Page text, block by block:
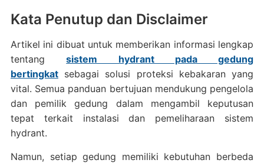
Kata Penutup dan Disclaimer
Artikel ini dibuat untuk memberikan informasi lengkap
tentangsistem hydrant pada gedung
bertingkatsebagai solusi proteksi kebakaran yang
vital. Semua panduan bertujuan mendukung pengelola
dan pemilik gedung dalam mengambil keputusan
tepat terkait instalasi dan pemeliharaan sistem
hydrant.
Namun, setiap gedung memiliki kebutuhan berbeda